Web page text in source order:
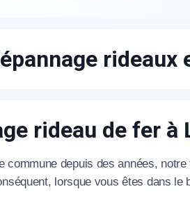
rideaux
rideau de fer à
commune depuis des années,
lorsque vous êtes dans